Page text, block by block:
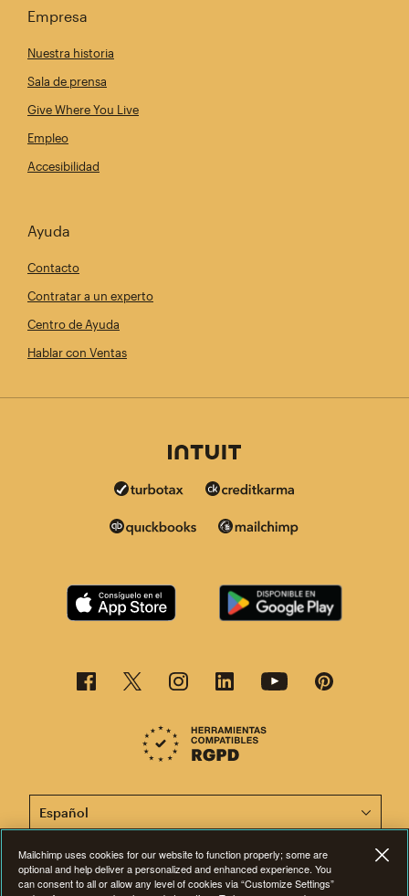
Empresa
Nuestra historia
Sala de prensa
Give Where You Live
Empleo
Accesibilidad
Ayuda
Contacto
Contratar a un experto
Centro de Ayuda
Hablar con Ventas
Esta página está disponible en otros idiomas. ¡Elige
©2001-2026 Todos los derechos reservados. Mailchimp® es una marca
Mailchimp uses cookies for our website to function properly; some are
optional and help deliver a personalized and enhanced experience. You
can consent to all or allow any level of cookies via “Customize Settings”